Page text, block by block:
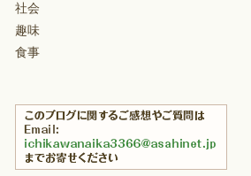
社会
趣味
食事